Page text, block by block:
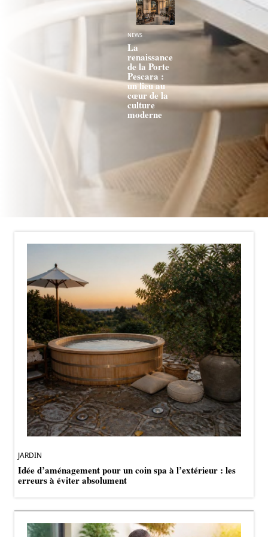
NEWS
La
renaissance
de la Porte
Pescara :
un lieu au
cœur de la
culture
moderne
JARDIN
Idée d’aménagement pour un coin spa à l’extérieur : les
erreurs à éviter absolument